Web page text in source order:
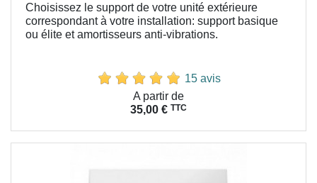
Choisissez le support de votre unité extérieure
correspondant à votre installation: support basique
ou élite et amortisseurs anti-vibrations.
15 avis
A partir de
35,00 € TTC